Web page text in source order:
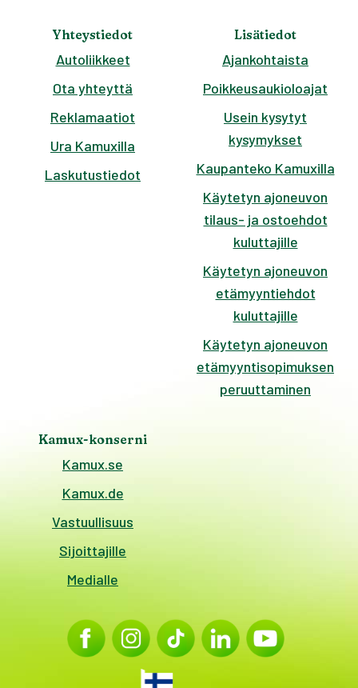
Yhteystiedot
Autoliikkeet
Ota yhteyttä
Reklamaatiot
Ura Kamuxilla
Laskutustiedot
Lisätiedot
Ajankohtaista
Poikkeusaukioloajat
Usein kysytyt
kysymykset
Kaupanteko Kamuxilla
Käytetyn ajoneuvon
tilaus- ja ostoehdot
kuluttajille
Käytetyn ajoneuvon
etämyyntiehdot
kuluttajille
Käytetyn ajoneuvon
etämyyntisopimuksen
peruuttaminen
Kamux-konserni
Kamux.se
Kamux.de
Vastuullisuus
Sijoittajille
Medialle